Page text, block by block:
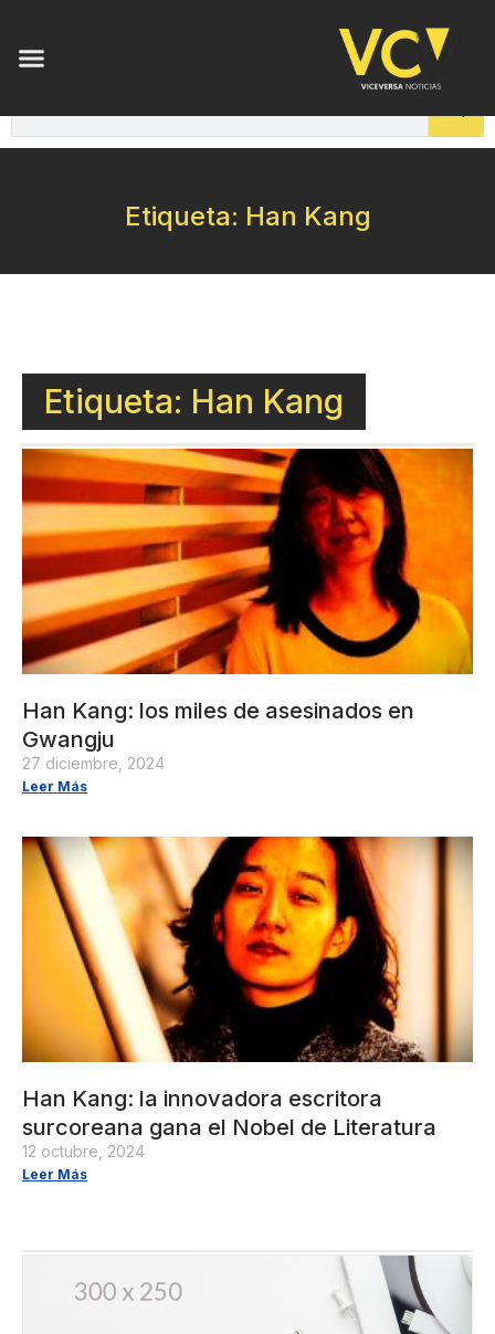
Etiqueta: Han Kang
Etiqueta: Han Kang
Han Kang: los miles de asesinados en
Gwangju
27 diciembre, 2024
Leer Más
Han Kang: la innovadora escritora
surcoreana gana el Nobel de Literatura
12 octubre, 2024
Leer Más